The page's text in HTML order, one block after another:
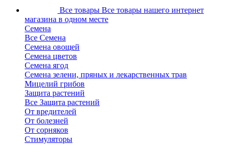
Все товары Все товары нашего интернет
магазина в одном месте
Семена
Все Семена
Семена овощей
Семена цветов
Семена ягод
Семена зелени, пряных и лекарственных трав
Мицелий грибов
Защита растений
Все Защита растений
От вредителей
От болезней
От сорняков
Стимуляторы